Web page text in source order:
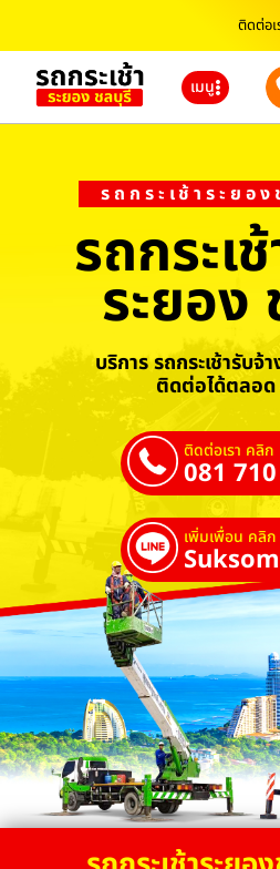
ติดต่อเ
เมนู
รถกระเช้าระยอ
รถกระเ
ระยอง
บริการ รถกระเช้ารับจ้
ติดต่อได้ตลอ
ติดต่อเรา คลิก
081
เพิ่มเพื่อน คลิก